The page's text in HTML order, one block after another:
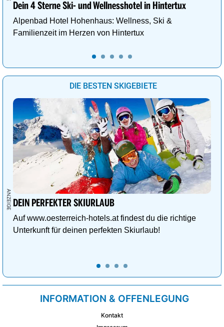
Dein 4 Sterne Ski- und Wellnesshotel in Hintertux
Alpenbad Hotel Hohenhaus: Wellness, Ski &
Familienzeit im Herzen von Hintertux
DIE BESTEN SKIGEBIETE
DEIN PERFEKTER SKIURLAUB
Auf www.oesterreich-hotels.at findest du die richtige
Unterkunft für deinen perfekten Skiurlaub!
INFORMATION & OFFENLEGUNG
Kontakt